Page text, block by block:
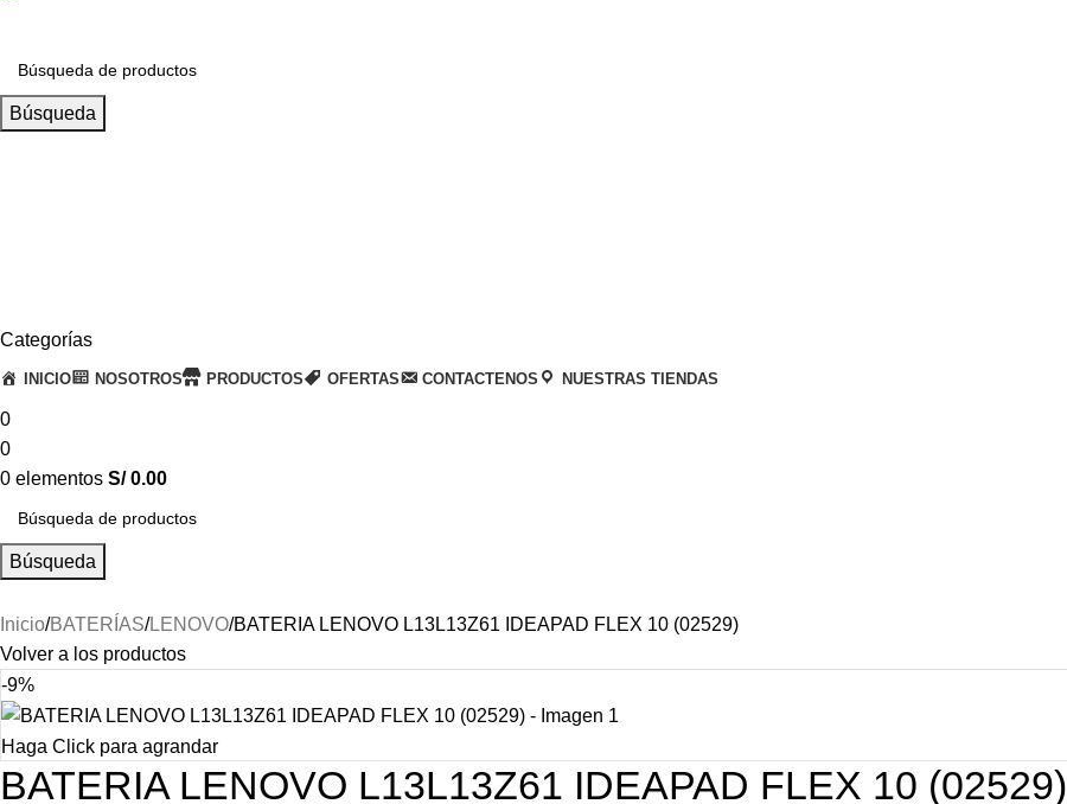
Búsqueda
Categorías
INICIO NOSOTROS PRODUCTOS OFERTAS CONTACTENOS NUESTRAS TIENDAS
0
0
0 elementos S/0.00
Búsqueda
Inicio BATERÍAS LENOVO BATERIA LENOVO L13L13Z61 IDEAPAD FLEX 10 (02529)
Volver a los productos
-9%
Haga Click para agrandar
BATERIA LENOVO L13L13Z61 IDEAPAD FLEX 10 (02529)